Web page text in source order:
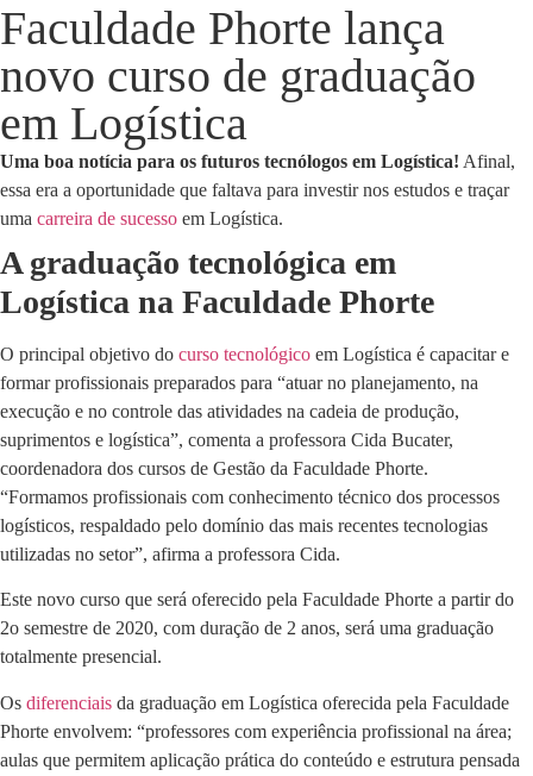
Faculdade Phorte lança
novo curso de graduação
em Logística
Uma boa notícia para os futuros tecnólogos em Logística! Afinal,
essa era a oportunidade que faltava para investir nos estudos e traçar
uma carreira de sucesso em Logística.
A graduação tecnológica em
Logística na Faculdade Phorte
O principal objetivo do curso tecnológico em Logística é capacitar e
formar profissionais preparados para “atuar no planejamento, na
execução e no controle das atividades na cadeia de produção,
suprimentos e logística”, comenta a professora Cida Bucater,
coordenadora dos cursos de Gestão da Faculdade Phorte.
“Formamos profissionais com conhecimento técnico dos processos
logísticos, respaldado pelo domínio das mais recentes tecnologias
utilizadas no setor”, afirma a professora Cida.
Este novo curso que será oferecido pela Faculdade Phorte a partir do
2o semestre de 2020, com duração de 2 anos, será uma graduação
totalmente presencial.
Os diferenciais da graduação em Logística oferecida pela Faculdade
Phorte envolvem: “professores com experiência profissional na área;
aulas que permitem aplicação prática do conteúdo e estrutura pensada